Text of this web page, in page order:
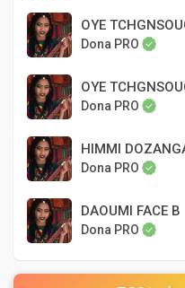
OYE
Dona PRO
OYE
Dona PRO
HIMMI
Dona PRO
DAOUMI FACE B
Dona PRO